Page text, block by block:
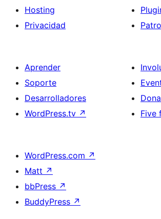
Hosting
Privacidad
Aprender
Soporte
Desarrolladores
WordPress.tv ↗
Five
WordPress.com ↗
Matt ↗
bbPress ↗
BuddyPress ↗